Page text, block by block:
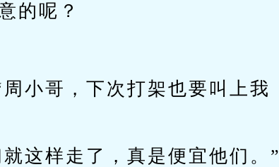
的呢？
小哥，下次打架也要叫上我
这样走了，真是便宜他们。”